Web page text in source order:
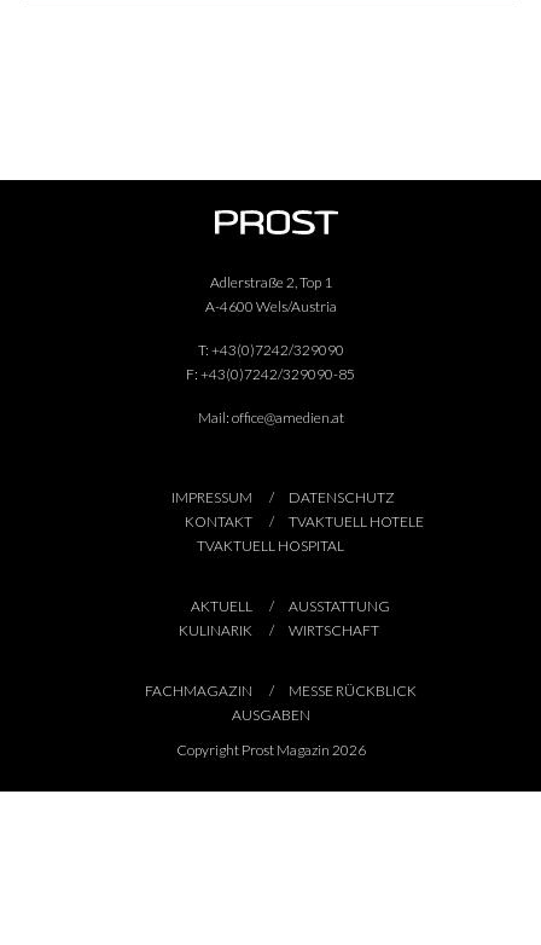
Adlerstraße 2, Top 1
A-4600 Wels/Austria
T: +43(0)7242/329090
F: +43(0)7242/329090-85
Mail: office@amedien.at
IMPRESSUM
DATENSCHUTZ
KONTAKT
TVAKTUELL HOTELE
TVAKTUELL HOSPITAL
AKTUELL
AUSSTATTUNG
KULINARIK
WIRTSCHAFT
FACHMAGAZIN
MESSE RÜCKBLICK
AUSGABEN
Copyright Prost Magazin 2026